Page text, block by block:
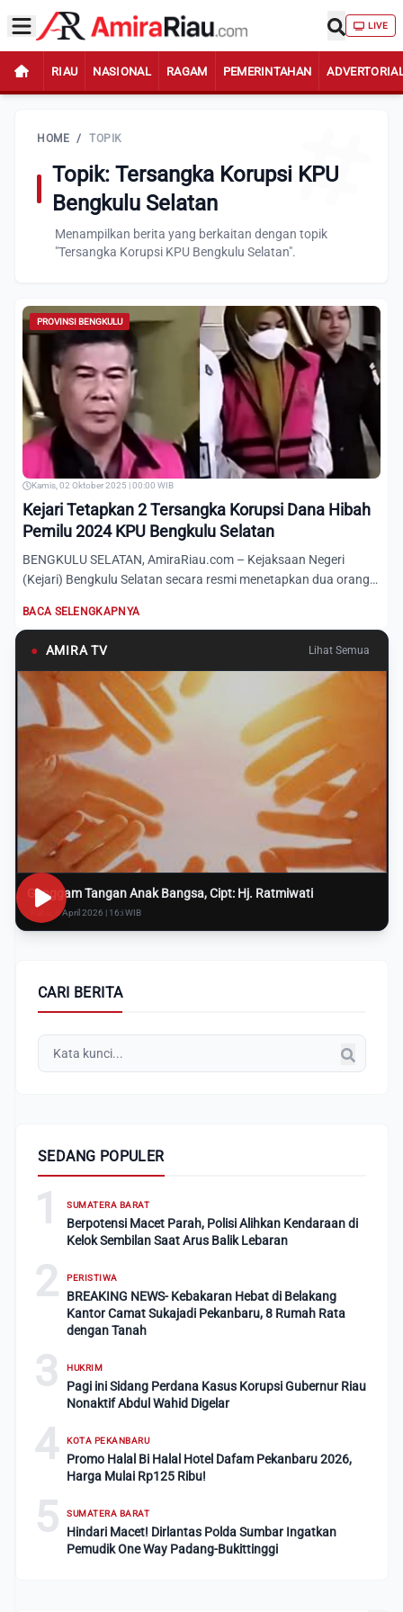
LIVE
RIAU NASIONAL RAGAM PEMERINTAHAN
HOME / TOPIK
Topik: Tersangka Korupsi KPU
Bengkulu Selatan
Menampilkan berita yang berkaitan dengan topik
"Tersangka Korupsi KPU Bengkulu Selatan".
PROVINSI BENGKULU
Kamis, 02 Oktober 2025 | 00:00 WIB
Kejari Tetapkan 2 Tersangka Korupsi Dana Hibah
Pemilu 2024 KPU Bengkulu Selatan
BENGKULU SELATAN, AmiraRiau.com – Kejaksaan Negeri
(Kejari) Bengkulu Selatan secara resmi menetapkan dua orang
BACA SELENGKAPNYA
● AMIRA TV Lihat Semua
Genggam Tangan Anak Bangsa, Cipt: Hj. Ratmiwati
Rabu, 8 April 2026 | 16:i WIB
CARI BERITA
SEDANG POPULER
1 SUMATERA BARAT
Berpotensi Macet Parah, Polisi Alihkan Kendaraan di
Kelok Sembilan Saat Arus Balik Lebaran
2 PERISTIWA
BREAKING NEWS- Kebakaran Hebat di Belakang
Kantor Camat Sukajadi Pekanbaru, 8 Rumah Rata
dengan Tanah
3 HUKRIM
Pagi ini Sidang Perdana Kasus Korupsi Gubernur Riau
Nonaktif Abdul Wahid Digelar
4 KOTA PEKANBARU
Promo Halal Bi Halal Hotel Dafam Pekanbaru 2026,
Harga Mulai Rp125 Ribu!
5 SUMATERA BARAT
Hindari Macet! Dirlantas Polda Sumbar Ingatkan
Pemudik One Way Padang-Bukittinggi